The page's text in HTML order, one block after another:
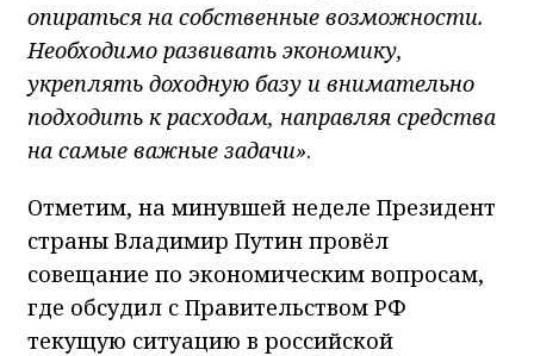
опираться на собственные возможности.
Необходимо развивать экономику,
укреплять доходную базу и внимательно
подходить к расходам, направляя средства
на самые важные задачи».
Отметим, на минувшей неделе Президент
страны Владимир Путин провёл
совещание по экономическим вопросам,
где обсудил с Правительством РФ
текущую ситуацию в российской